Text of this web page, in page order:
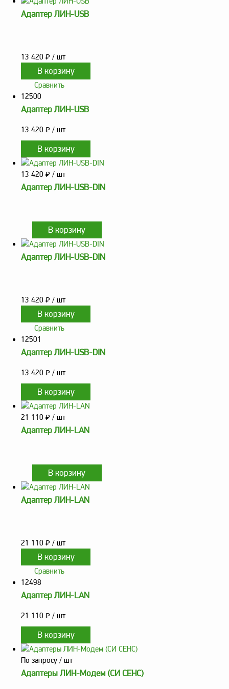
Аналоги запасных
частей из Артамида
МИНИ АЗС
ОБОРУДОВАНИЕ
АГЗС, ГНС
компании
Новости
Контакты
заказ?
Оплата
Гарантия
возврат
Вакансии
Адаптер ЛИН-USB
13 420 ₽ / шт
Сравнить
12500
Адаптер ЛИН-USB
13 420 ₽ / шт
13 420 ₽ / шт
Адаптер ЛИН-USB-DIN
Адаптер ЛИН-USB-DIN
13 420 ₽ / шт
Сравнить
12501
Адаптер ЛИН-USB-DIN
13 420 ₽ / шт
21 110 ₽ / шт
Адаптер ЛИН-LAN
Адаптер ЛИН-LAN
21 110 ₽ / шт
Сравнить
12498
Адаптер ЛИН-LAN
21 110 ₽ / шт
По запросу / шт
Адаптеры ЛИН-Модем (СИ СЕНС)